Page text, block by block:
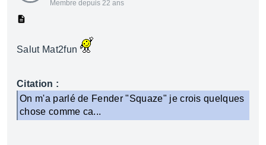
Membre depuis 22 ans
Salut Mat2fun
Citation :
On m'a parlé de Fender "Squaze" je crois quelques
chose comme ca...